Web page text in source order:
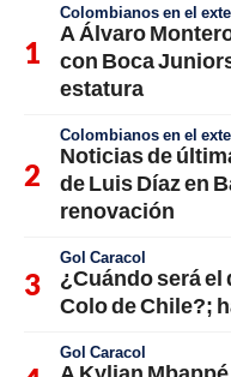
Colombianos en el
A Álvaro
con Boca
estatura
Colombianos en el
Noticias de
de Luis Díaz en
renovación
Gol Caracol
¿Cuándo será el
Colo de Chile?;
Gol Caracol